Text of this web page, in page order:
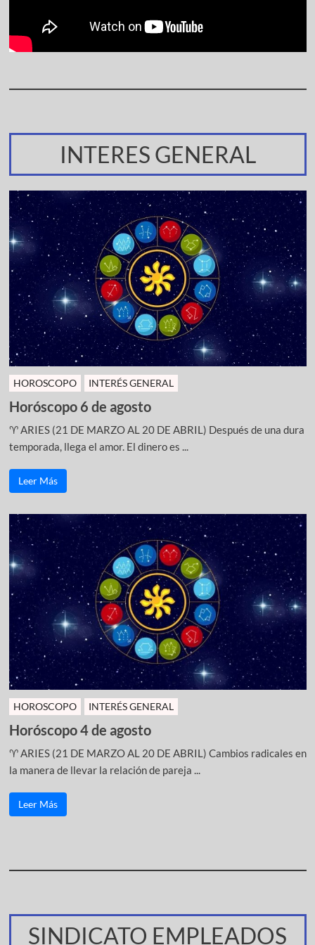
INTERES GENERAL
HOROSCOPO INTERÉS GENERAL
Horóscopo 6 de agosto
♈ ARIES (21 DE MARZO AL 20 DE ABRIL) Después de una dura
temporada, llega el amor. El dinero es ...
Leer Más
HOROSCOPO INTERÉS GENERAL
Horóscopo 4 de agosto
♈ ARIES (21 DE MARZO AL 20 DE ABRIL) Cambios radicales en
la manera de llevar la relación de pareja ...
Leer Más
SINDICATO EMPLEADOS